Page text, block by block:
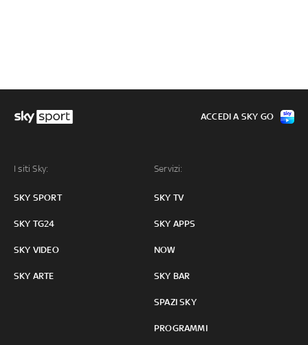
I siti Sky:
SKY SPORT
SKY TG24
SKY VIDEO
SKY ARTE
Servizi:
SKY TV
SKY APPS
NOW
SKY BAR
SPAZI SKY
PROGRAMMI
ACCEDI A SKY GO